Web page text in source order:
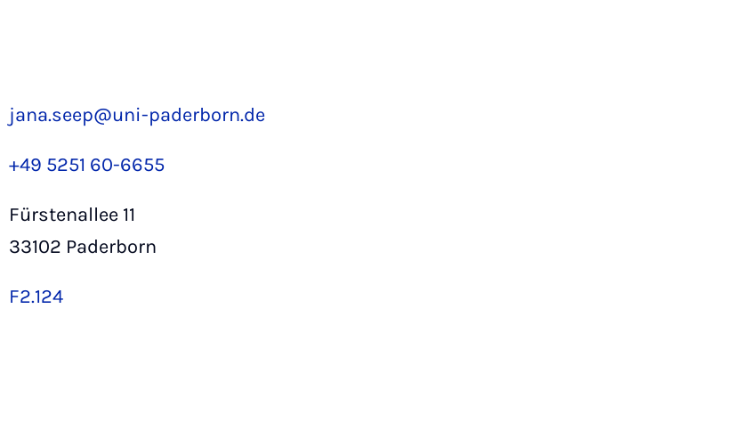
jana.seep@uni-paderborn.de
+49 5251 60-6655
Fürstenallee 11
33102 Paderborn
F2.124